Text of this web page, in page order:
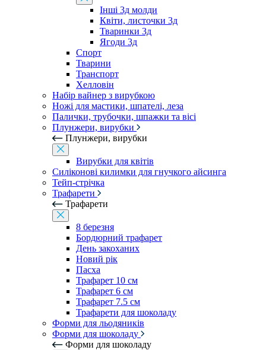
Інші 3д молди
Квіти, листочки 3д
Тваринки 3д
Ягоди 3д
Спорт
Тварини
Транспорт
Хелловін
Набір вайнер з вирубкою
Ножі для мастики, шпателі, леза
Палички, трубочки, шпажки та вісі
Плунжери, вирубки
Плунжери, вирубки
Вирубки для квітів
Силіконові килимки для гнучкого айсинга
Тейп-стрічка
Трафарети
Трафарети
8 березня
Бордюрний трафарет
День закоханих
Новий рік
Пасха
Трафарет 10 см
Трафарет 6 см
Трафарет 7.5 см
Трафарети для шоколаду
Форми для льодяників
Форми для шоколаду
Форми для шоколаду